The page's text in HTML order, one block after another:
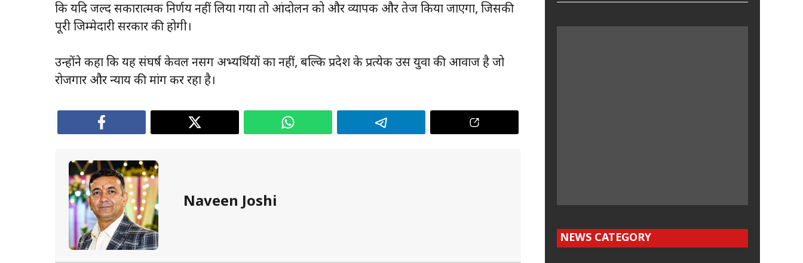
कि यदि जल्द सकारात्मक निर्णय नहीं लिया गया तो आंदोलन को और व्यापक और तेज किया जाएगा, जिसकी
पूरी जिम्मेदारी सरकार की होगी।
उन्होंने कहा कि यह संघर्ष केवल नर्सिंग अभ्यर्थियों का नहीं, बल्कि प्रदेश के प्रत्येक उस युवा की आवाज है जो
रोजगार और न्याय की मांग कर रहा है।
Naveen Joshi
NEWS CATEGORY